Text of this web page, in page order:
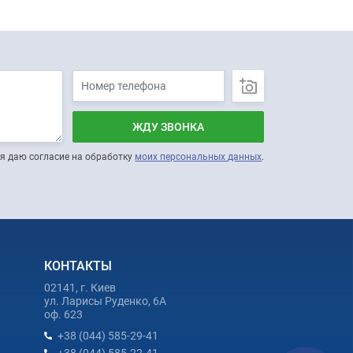
ЖДУ ЗВОНКА
даю согласие на обработку моих персональных данных.
КОНТАКТЫ
02141, г. Киев
ул. Ларисы Руденко, 6А
оф. 623
+38 (044) 585-29-41